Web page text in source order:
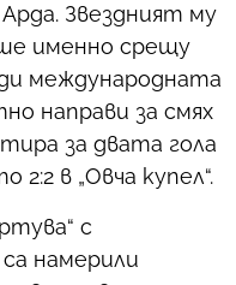
Звездният му
именно срещу
международната
направи за смях
за двата гола
2:2 в „Овча купел“.
с
намерили